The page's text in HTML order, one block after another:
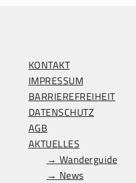
KONTAKT
IMPRESSUM
BARRIEREFREIHEIT
DATENSCHUTZ
AGB
AKTUELLES
→ Wanderguide
→ News